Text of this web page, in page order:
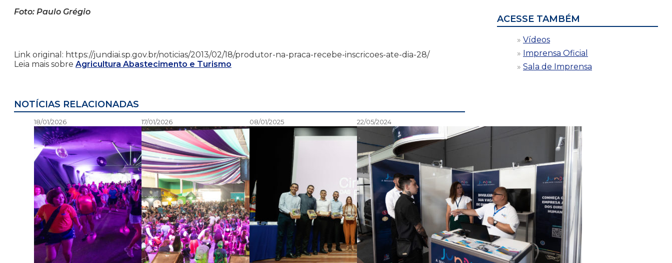
Foto: Paulo Grégio
Link original: https://jundiai.sp.gov.br/noticias/2013/02/18/produtor-na-praca-recebe-inscricoes-ate-dia-28/
Leia mais sobre Agricultura Abastecimento e Turismo
NOTÍCIAS RELACIONADAS
18/01/2026 17/01/2026 08/01/2025 22/05/2024
ACESSE TAMBÉM
Vídeos
Imprensa Oficial
Sala de Imprensa